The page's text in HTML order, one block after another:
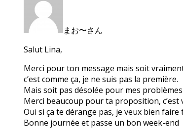
まお〜さん
Salut Lina,
Merci pour ton message mais soit
c’est comme ça, je ne suis pas la première.
Mais soit pas désolée pour mes
Merci beaucoup pour ta proposition,
Oui si ça te dérange pas, je veux bien
Bonne journée et passe un bon week-end